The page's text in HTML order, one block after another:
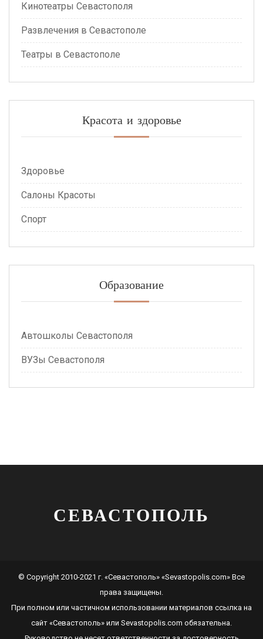
Кинотеатры Севастополя
Развлечения в Севастополе
Театры в Севастополе
Красота и здоровье
Здоровье
Салоны Красоты
Спорт
Образование
Автошколы Севастополя
ВУЗы Севастополя
СЕВАСТОПОЛЬ
© Copyright 2010-2021 г. «Севастополь» «Sevastopolis.com» Все
права защищены.
При полном или частичном использовании материалов ссылка на
сайт «Севастополь» или Sevastopolis.com обязательна.